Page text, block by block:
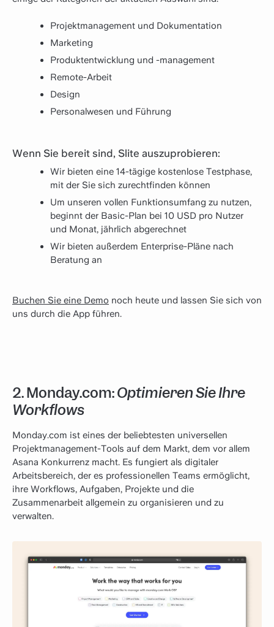
Projektmanagement und Dokumentation
Marketing
Produktentwicklung und -management
Remote-Arbeit
Design
Personalwesen und Führung
Wenn Sie bereit sind, Slite auszuprobieren:
Wir bieten eine 14-tägige kostenlose Testphase,
mit der Sie sich zurechtfinden können
Um unseren vollen Funktionsumfang zu nutzen,
beginnt der Basic-Plan bei 10 USD pro Nutzer
und Monat, jährlich abgerechnet
Wir bieten außerdem Enterprise-Pläne nach
Beratung an
Buchen Sie eine Demo noch heute und lassen Sie sich von
uns durch die App führen.
2.Monday.com:Optimieren Sie Ihre
Workflows
Monday.com ist eines der beliebtesten universellen
Projektmanagement-Tools auf dem Markt, dem vor allem
Asana Konkurrenz macht. Es fungiert als digitaler
Arbeitsbereich, der es professionellen Teams ermöglicht,
ihre Workflows, Aufgaben, Projekte und die
Zusammenarbeit allgemein zu organisieren und zu
verwalten.